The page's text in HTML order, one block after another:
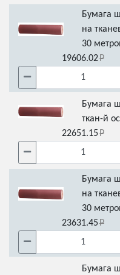
Бумага
на
30
19606.02
Бумага
ткан-й
22651.15
Бумага
на
30
23631.45
Бумага